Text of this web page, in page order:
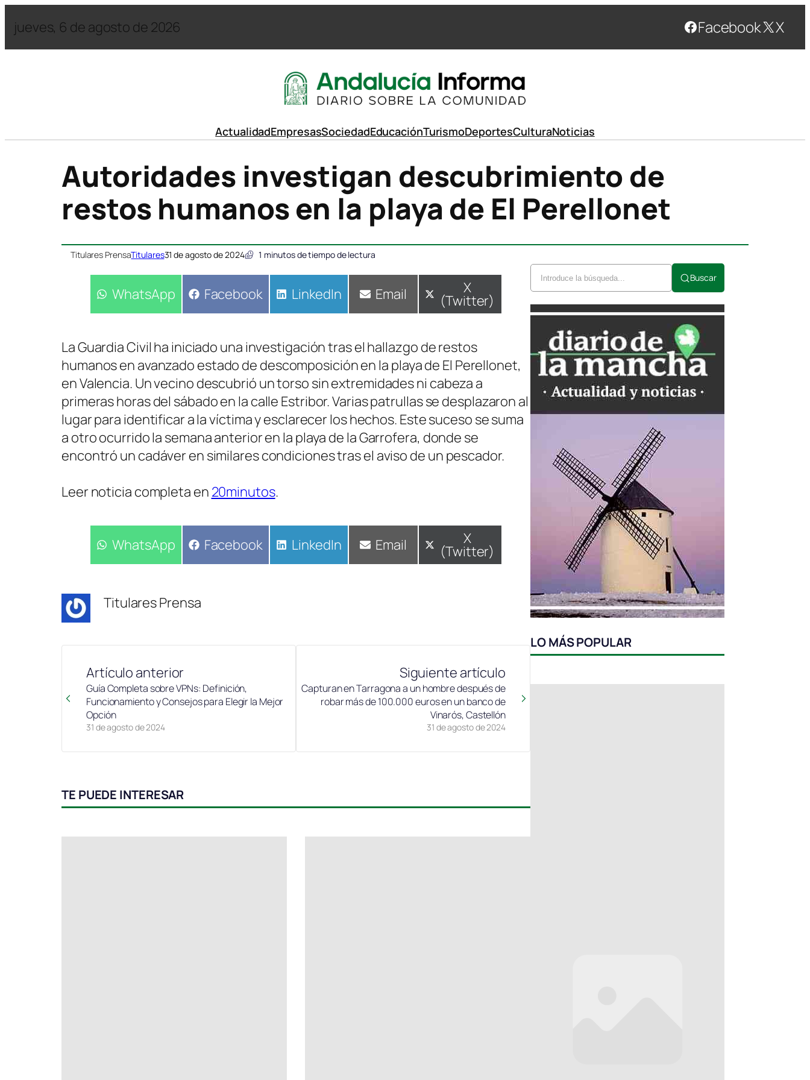
jueves, 6 de agosto de 2026 Facebook X
ActualidadEmpresasSociedadEducaciónTurismoDeportesCulturaNoticias
Autoridades investigan descubrimiento de
restos humanos en la playa de El Perellonet
Titulares PrensaTitulares31 de agosto de 2024 1 minutos de tiempo de lectura
Compartir
WhatsApp Compartir
Facebook Compartir
LinkedIn Compartir
Email Compartir
en
X
(Twitter)
La Guardia Civil ha iniciado una investigación tras el hallazgo de restos
humanos en avanzado estado de descomposición en la playa de El Perellonet,
en Valencia. Un vecino descubrió un torso sin extremidades ni cabeza a
primeras horas del sábado en la calle Estribor. Varias patrullas se desplazaron al
lugar para identificar a la víctima y esclarecer los hechos. Este suceso se suma
a otro ocurrido la semana anterior en la playa de la Garrofera, donde se
encontró un cadáver en similares condiciones tras el aviso de un pescador.
Leer noticia completa en 20minutos.
Compartir
WhatsApp Compartir
Facebook Compartir
LinkedIn Compartir
Email Compartir
en
X
(Twitter)
Titulares Prensa
Artículo anterior
31 de agosto de 2024
Guía Completa sobre VPNs: Definición,
Funcionamiento y Consejos para Elegir la Mejor
Opción
Siguiente artículo
31 de agosto de 2024
Capturan en Tarragona a un hombre después de
robar más de 100.000 euros en un banco de
Vinarós, Castellón
TE PUEDE INTERESAR
Buscar
LO MÁS POPULAR